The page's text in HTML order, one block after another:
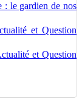
: le gardien de nos
et Question
et Question